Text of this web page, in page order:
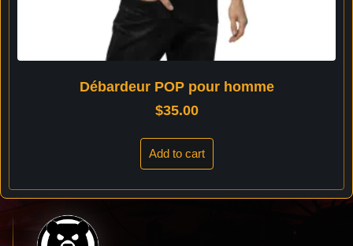
Débardeur POP pour homme
$35.00
Add to cart